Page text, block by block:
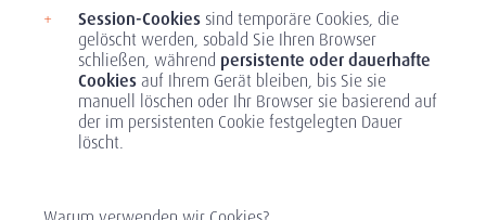
Session-Cookies sind temporäre Cookies, die
gelöscht werden, sobald Sie Ihren Browser
schließen, während persistente oder dauerhafte
Cookiesauf Ihrem Gerät bleiben, bis Sie sie
manuell löschen oder Ihr Browser sie basierend auf
der im persistenten Cookie festgelegten Dauer
löscht.